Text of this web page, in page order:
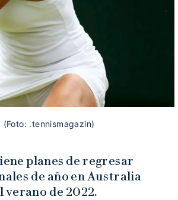
.tennismagazin)
planes de regresar
de año en Australia
verano de 2022.